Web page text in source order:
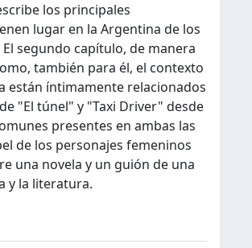
los principales
lugar en la Argentina de los
segundo capítulo, de manera
también para él, el contexto
están íntimamente relacionados
"El túnel" y "Taxi Driver" desde
presentes en ambas las
de los personajes femeninos
una novela y un guión de una
y la literatura.